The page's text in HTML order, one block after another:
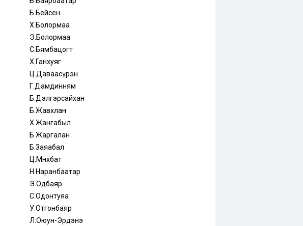
Б.Бейсен
Х.Болормаа
Э.Болормаа
С.Бямбацогт
Х.Ганхуяг
Ц.Даваасүрэн
Г.Дамдинням
Б.Дэлгэрсайхан
Б.Жавхлан
Х.Жангабыл
Б.Жаргалан
Б.Заяабал
Ц.Мөнхбат
Н.Наранбаатар
Э.Одбаяр
С.Одонтуяа
У.Отгонбаяр
Л.Оюун-Эрдэнэ